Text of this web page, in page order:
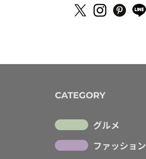
CATEGORY
グルメ
ファッション